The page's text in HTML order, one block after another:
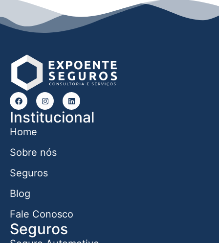
Institucional
Home
Sobre nós
Seguros
Blog
Fale Conosco
Seguros